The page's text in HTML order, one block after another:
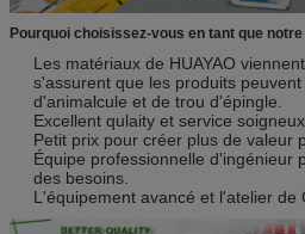
Pourquoi choisissez-vous en tant que
Les matériaux de HUAYAO
s'assurent que les produits
d'animalcule et de trou d'épingle.
Excellent qulaity et service soigneux.
Petit prix pour créer plus de valeur
Équipe professionnelle d'ingénieur
des besoins.
L'équipement avancé et l'atelier de